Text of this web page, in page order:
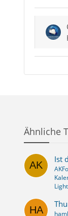
Ähnliche
Ist